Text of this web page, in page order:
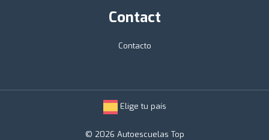
Contact
Contacto
Elige tu país
© 2026 Autoescuelas Top